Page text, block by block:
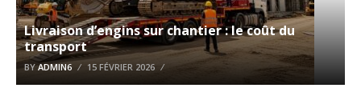
Livraison d’engins sur chantier : le coût du
transport
BYADMIN6 15 FÉVRIER 2026